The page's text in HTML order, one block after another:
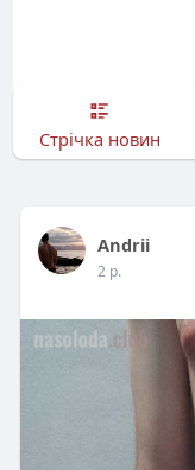
Стрічка новин
Andrii
2 р.